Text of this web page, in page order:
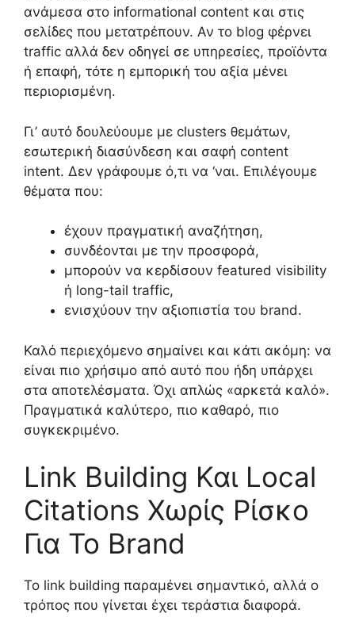
ανάμεσα στο informational content και στις
σελίδες που μετατρέπουν. Αν το blog φέρνει
traffic αλλά δεν οδηγεί σε υπηρεσίες, προϊόντα
ή επαφή, τότε η εμπορική του αξία μένει
περιορισμένη.
Γι’ αυτό δουλεύουμε με clusters θεμάτων,
εσωτερική διασύνδεση και σαφή content
intent. Δεν γράφουμε ό,τι να ‘ναι. Επιλέγουμε
θέματα που:
έχουν πραγματική αναζήτηση,
συνδέονται με την προσφορά,
μπορούν να κερδίσουν featured visibility
ή long-tail traffic,
ενισχύουν την αξιοπιστία του brand.
Καλό περιεχόμενο σημαίνει και κάτι ακόμη: να
είναι πιο χρήσιμο από αυτό που ήδη υπάρχει
στα αποτελέσματα. Όχι απλώς «αρκετά καλό».
Πραγματικά καλύτερο, πιο καθαρό, πιο
συγκεκριμένο.
Link Building Και Local
Citations Χωρίς Ρίσκο
Για Το Brand
Το link building παραμένει σημαντικό, αλλά ο
τρόπος που γίνεται έχει τεράστια διαφορά.